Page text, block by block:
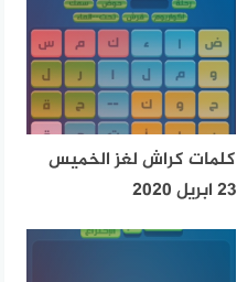
كلمات كراش لغز الخميس
23 ابريل 2020